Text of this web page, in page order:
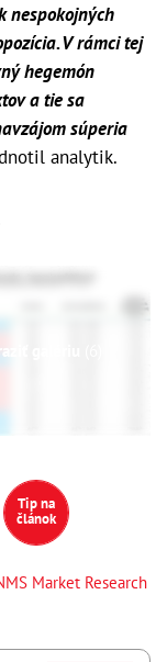
nespokojných
V rámci tej
hegemón
a tie sa
súperia
analytik.
galériu
Tip na
článok
Market Research